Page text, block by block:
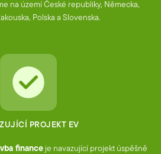
na území České republiky, Německa,
Polska a Slovenska.
PROJEKT EV
financeje navazující projekt úspěšně